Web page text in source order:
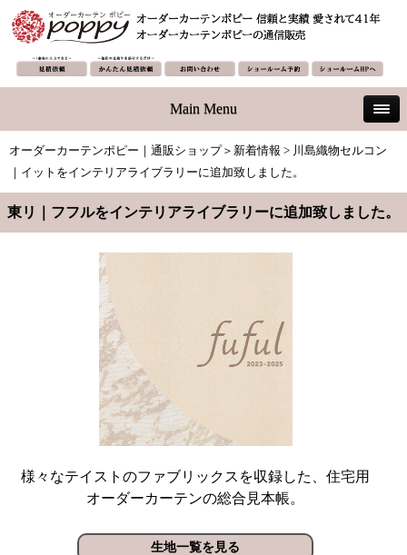
Main Menu
オーダーカーテンポピー｜通販ショップ＞ 新着情報 > 川島織物セルコン
｜イットをインテリアライブラリーに追加致しました。
東リ｜フフルをインテリアライブラリーに追加致しました。
様々なテイストのファブリックスを収録した、住宅用
オーダーカーテンの総合見本帳。
生地一覧を見る